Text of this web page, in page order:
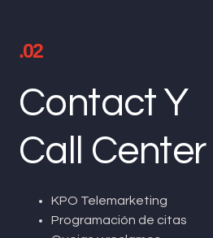
.02
Contact Y
Call Center
KPO Telemarketing
Programación de citas